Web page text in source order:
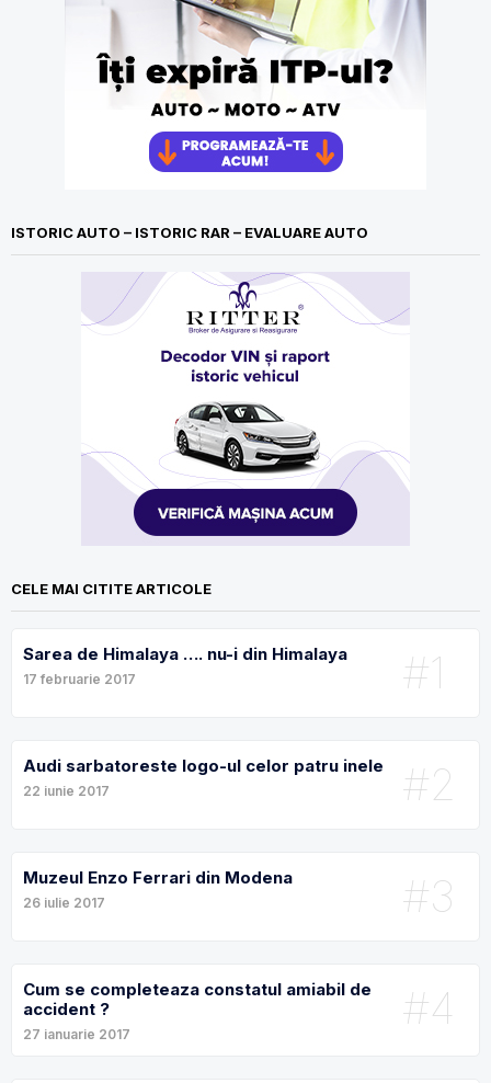
ISTORIC AUTO – ISTORIC RAR – EVALUARE AUTO
CELE MAI CITITE ARTICOLE
#1
Sarea de Himalaya …. nu-i din Himalaya
17 februarie 2017
#2
Audi sarbatoreste logo-ul celor patru inele
22 iunie 2017
#3
Muzeul Enzo Ferrari din Modena
26 iulie 2017
#4
Cum se completeaza constatul amiabil de
accident ?
27 ianuarie 2017